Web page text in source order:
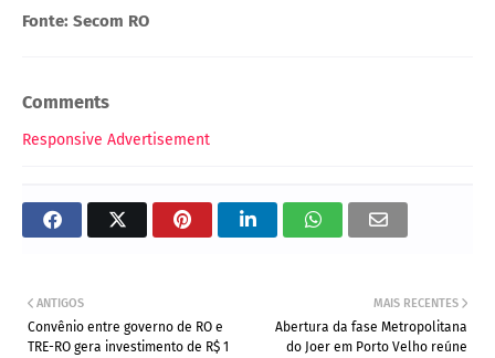
Fonte: Secom RO
Comments
Responsive Advertisement
MAIS RECENTES
Abertura da fase Metropolitana
do Joer em Porto Velho reúne
ANTIGOS
Convênio entre governo de RO e
TRE-RO gera investimento de R$ 1